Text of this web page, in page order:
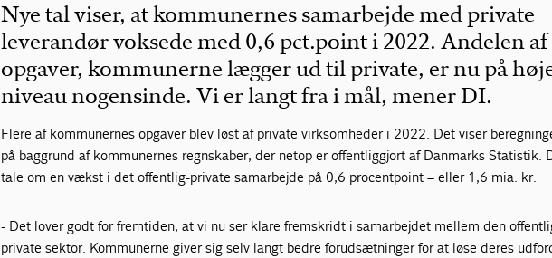
Nye tal viser, at kommunernes samarbejde med private
leverandør voksede med 0,6 pct.point i 2022. Andelen af
opgaver, kommunerne lægger ud til private, er nu på
niveau nogensinde. Vi er langt fra i mål, mener DI.
Flere af kommunernes opgaver blev løst af private virksomheder i 2022. Det viser
på baggrund af kommunernes regnskaber, der netop er offentliggjort af Danmarks Statistik.
tale om en vækst i det offentlig-private samarbejde på 0,6 procentpoint – eller 1,6 mia. kr.
- Det lover godt for fremtiden, at vi nu ser klare fremskridt i samarbejdet mellem den
private sektor. Kommunerne giver sig selv langt bedre forudsætninger for at løse deres